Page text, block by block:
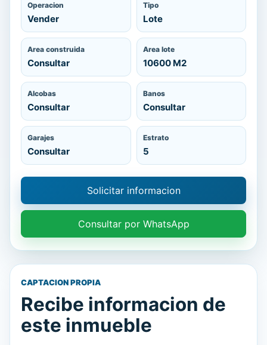
Operacion
Vender
Tipo
Lote
Area construida
Consultar
Area lote
10600 M2
Alcobas
Consultar
Banos
Consultar
Garajes
Consultar
Estrato
5
Solicitar informacion
Consultar por WhatsApp
CAPTACION PROPIA
Recibe informacion de
este inmueble